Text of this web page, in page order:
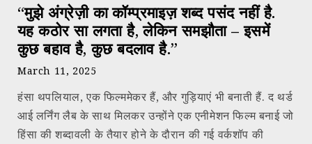
“मुझे अंग्रेज़ी का कॉम्प्रमाइज़ शब्द पसंद नहीं है.
यह कठोर सा लगता है, लेकिन समझौता – इसमें
कुछ बहाव है, कुछ बदलाव है.”
March 11, 2025
हंसा थपलियाल, एक फिल्ममेकर हैं, और गुड़ियाएं भी बनाती हैं. द थर्ड
आई लर्निंग लैब के साथ मिलकर उन्होंने एक एनीमेशन फिल्म बनाई जो
हिंसा की शब्दावली के तैयार होने के दौरान की गई वर्कशॉप की